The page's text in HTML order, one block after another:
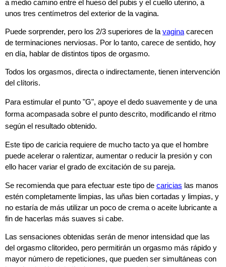
a medio camino entre el hueso del pubis y el cuello uterino, a
unos tres centímetros del exterior de la vagina.
Puede sorprender, pero los 2/3 superiores de la vagina carecen
de terminaciones nerviosas. Por lo tanto, carece de sentido, hoy
en día, hablar de distintos tipos de orgasmo.
Todos los orgasmos, directa o indirectamente, tienen intervención
del clítoris.
Para estimular el punto "G", apoye el dedo suavemente y de una
forma acompasada sobre el punto descrito, modificando el ritmo
según el resultado obtenido.
Este tipo de caricia requiere de mucho tacto ya que el hombre
puede acelerar o ralentizar, aumentar o reducir la presión y con
ello hacer variar el grado de excitación de su pareja.
Se recomienda que para efectuar este tipo de caricias las manos
estén completamente limpias, las uñas bien cortadas y limpias, y
no estaría de más utilizar un poco de crema o aceite lubricante a
fin de hacerlas más suaves si cabe.
Las sensaciones obtenidas serán de menor intensidad que las
del orgasmo clitorideo, pero permitirán un orgasmo más rápido y
mayor número de repeticiones, que pueden ser simultáneas con